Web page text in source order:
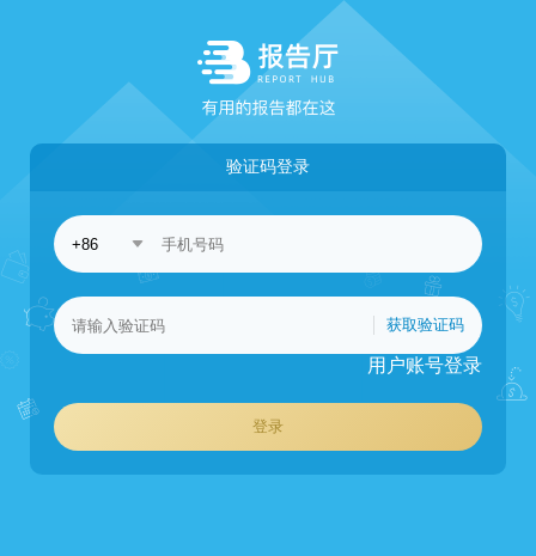
验证码登录
获取验证码
用户账号登录
登录